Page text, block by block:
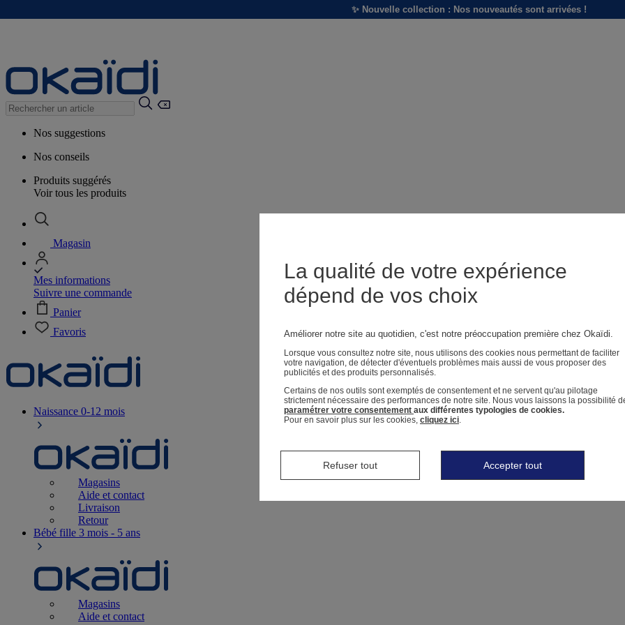
✨ Nouvelle collection : Nos nouveautés sont arrivées !
Nos suggestions
Nos conseils
Produits suggérés
Voir tous les produits
Magasin
Mes informations
Suivre une commande
Panier
Favoris
Naissance 0-12 mois
Magasins
Aide et contact
Livraison
Retour
Bébé fille 3 mois - 5 ans
Magasins
Aide et contact
La qualité de votre expérience
dépend de vos choix
Améliorer notre site au quotidien, c'est notre préoccupation première chez Okaïdi.
Lorsque vous consultez notre site, nous utilisons des cookies nous permettant de faciliter
votre navigation, de détecter d'éventuels problèmes mais aussi de vous proposer des
publicités et des produits personnalisés.
Certains de nos outils sont exemptés de consentement et ne servent qu'au pilotage
strictement nécessaire des performances de notre site. Nous vous laissons la possibilité
paramétrer votre consentement aux différentes typologies de cookies.
Pour en savoir plus sur les cookies, cliquez ici.
Refuser tout Accepter tout